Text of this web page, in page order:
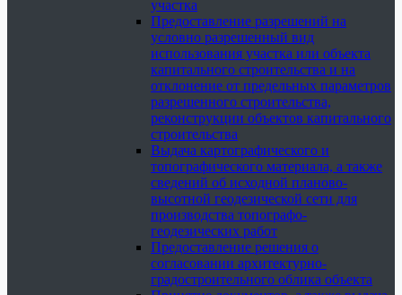
участка
Предоставление разрешений на
условно разрешенный вид
использования участка или объекта
капитального строительства и на
отклонение от предельных параметров
разрешенного строительства,
реконструкции объектов капитального
строительства
Выдача картографического и
топографического материала, а также
сведений об исходной планово-
высотной геодезической сети для
производства топографо-
геодезических работ
Предоставление решения о
согласовании архитектурно-
градостроительного облика объекта